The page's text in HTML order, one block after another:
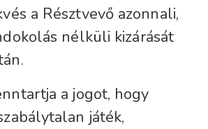
a Résztvevő azonnali,
nélküli kizárását
a jogot, hogy
játék,